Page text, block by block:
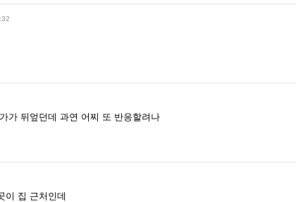
가 뒤엎던데 과연 어찌 또 반응할려나
이 집 근처인데